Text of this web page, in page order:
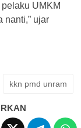
UMKM
nanti,” ujar
kkn pmd unram